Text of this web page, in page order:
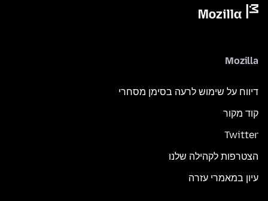
Mozilla
דיווח על שימוש לרעה בסימן מסחרי
קוד מקור
Twitter
הצטרפות לקהילה שלנו
עיון במאמרי עזרה